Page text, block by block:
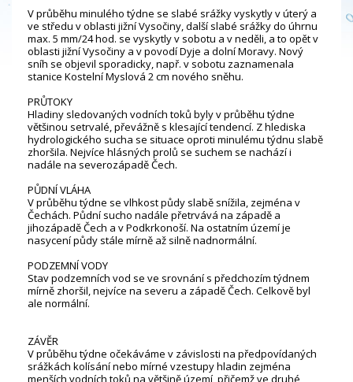
V průběhu minulého týdne se slabé srážky vyskytly v úterý a
ve středu v oblasti jižní Vysočiny, další slabé srážky do úhrnu
max. 5 mm/24 hod. se vyskytly v sobotu a v neděli, a to opět v
oblasti jižní Vysočiny a v povodí Dyje a dolní Moravy. Nový
sníh se objevil sporadicky, např. v sobotu zaznamenala
stanice Kostelní Myslová 2 cm nového sněhu.
PRŮTOKY
Hladiny sledovaných vodních toků byly v průběhu týdne
většinou setrvalé, převážně s klesající tendencí. Z hlediska
hydrologického sucha se situace oproti minulému týdnu slabě
zhoršila. Nejvíce hlásných profilů se suchem se nachází i
nadále na severozápadě Čech.
PŮDNÍ VLÁHA
V průběhu týdne se vlhkost půdy slabě snížila, zejména v
Čechách. Půdní sucho nadále přetrvává na západě a
jihozápadě Čech a v Podkrkonoší. Na ostatním území je
nasycení půdy stále mírně až silně nadnormální.
PODZEMNÍ VODY
Stav podzemních vod se ve srovnání s předchozím týdnem
mírně zhoršil, nejvíce na severu a západě Čech. Celkově byl
ale normální.
ZÁVĚR
V průběhu týdne očekáváme v závislosti na předpovídaných
srážkách kolísání nebo mírné vzestupy hladin zejména
menších vodních toků na většině území, přičemž ve druhé